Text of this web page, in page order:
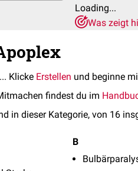
Loading...
Was zeigt
Klicke Erstellen und beginne
findest du im
in dieser Kategorie, von 16
B